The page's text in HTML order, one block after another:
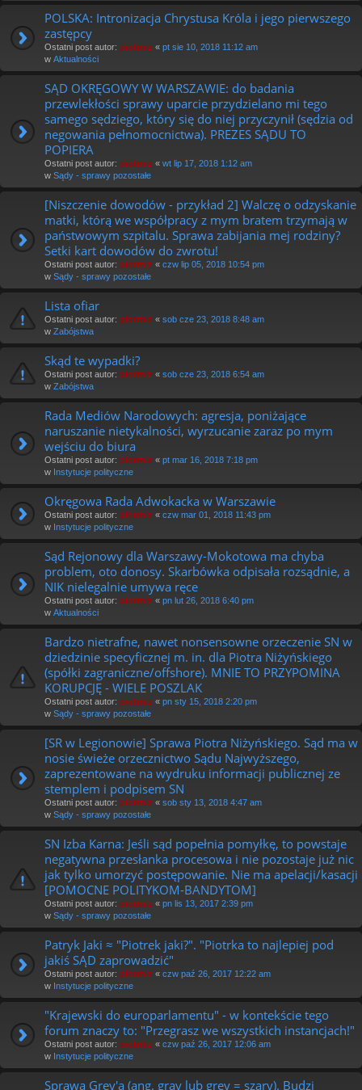
POLSKA: Intronizacja Chrystusa Króla i jego pierwszego
zastępcy
Ostatni post autor: piotrniz « pt sie 10, 2018 11:12 am
w Aktualności
SĄD OKRĘGOWY W WARSZAWIE: do badania
przewlekłości sprawy uparcie przydzielano mi tego
samego sędziego, który się do niej przyczynił (sędzia od
negowania pełnomocnictwa). PREZES SĄDU TO
POPIERA
Ostatni post autor: piotrniz « wt lip 17, 2018 1:12 am
w Sądy - sprawy pozostałe
[Niszczenie dowodów - przykład 2] Walczę o odzyskanie
matki, którą we współpracy z mym bratem trzymają w
państwowym szpitalu. Sprawa zabijania mej rodziny?
Setki kart dowodów do zwrotu!
Ostatni post autor: piotrniz « czw lip 05, 2018 10:54 pm
w Sądy - sprawy pozostałe
Lista ofiar
Ostatni post autor: piotrniz « sob cze 23, 2018 8:48 am
w Zabójstwa
Skąd te wypadki?
Ostatni post autor: piotrniz « sob cze 23, 2018 6:54 am
w Zabójstwa
Rada Mediów Narodowych: agresja, poniżające
naruszanie nietykalności, wyrzucanie zaraz po mym
wejściu do biura
Ostatni post autor: piotrniz « pt mar 16, 2018 7:18 pm
w Instytucje polityczne
Okręgowa Rada Adwokacka w Warszawie
Ostatni post autor: piotrniz « czw mar 01, 2018 11:43 pm
w Instytucje polityczne
Sąd Rejonowy dla Warszawy-Mokotowa ma chyba
problem, oto donosy. Skarbówka odpisała rozsądnie, a
NIK nielegalnie umywa ręce
Ostatni post autor: piotrniz « pn lut 26, 2018 6:40 pm
w Aktualności
Bardzo nietrafne, nawet nonsensowne orzeczenie SN w
dziedzinie specyficznej m. in. dla Piotra Niżyńskiego
(spółki zagraniczne/offshore). MNIE TO PRZYPOMINA
KORUPCJĘ - WIELE POSZLAK
Ostatni post autor: piotrniz « pn sty 15, 2018 2:20 pm
w Sądy - sprawy pozostałe
[SR w Legionowie] Sprawa Piotra Niżyńskiego. Sąd ma w
nosie świeże orzecznictwo Sądu Najwyższego,
zaprezentowane na wydruku informacji publicznej ze
stemplem i podpisem SN
Ostatni post autor: piotrniz « sob sty 13, 2018 4:47 am
w Sądy - sprawy pozostałe
SN Izba Karna: Jeśli sąd popełnia pomyłkę, to powstaje
negatywna przesłanka procesowa i nie pozostaje już nic
jak tylko umorzyć postępowanie. Nie ma apelacji/kasacji
[POMOCNE POLITYKOM-BANDYTOM]
Ostatni post autor: piotrniz « pn lis 13, 2017 2:39 pm
w Sądy - sprawy pozostałe
Patryk Jaki ≈ "Piotrek jaki?". "Piotrka to najlepiej pod
jakiś SĄD zaprowadzić"
Ostatni post autor: piotrniz « czw paź 26, 2017 12:22 am
w Instytucje polityczne
"Krajewski do europarlamentu" - w kontekście tego
forum znaczy to: "Przegrasz we wszystkich instancjach!"
Ostatni post autor: piotrniz « czw paź 26, 2017 12:06 am
w Instytucje polityczne
Sprawa Grey'a (ang. gray lub grey = szary). Budzi